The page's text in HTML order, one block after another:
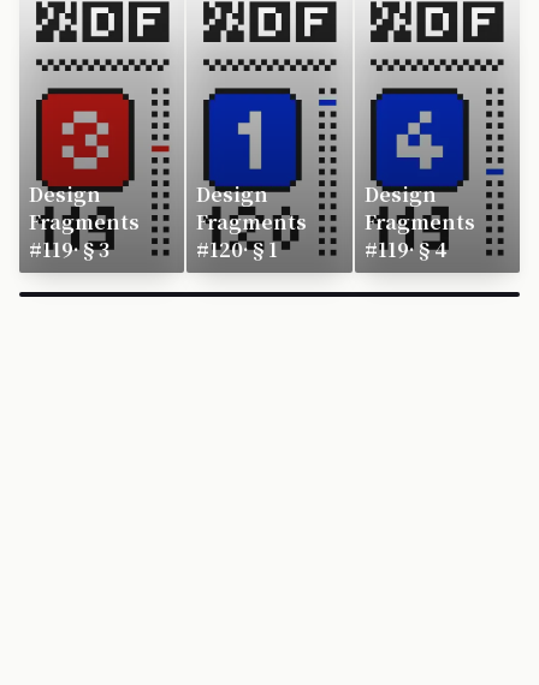
Design
Fragments
#119·§3
Design
Fragments
#120·§1
Design
Fragments
#119·§4